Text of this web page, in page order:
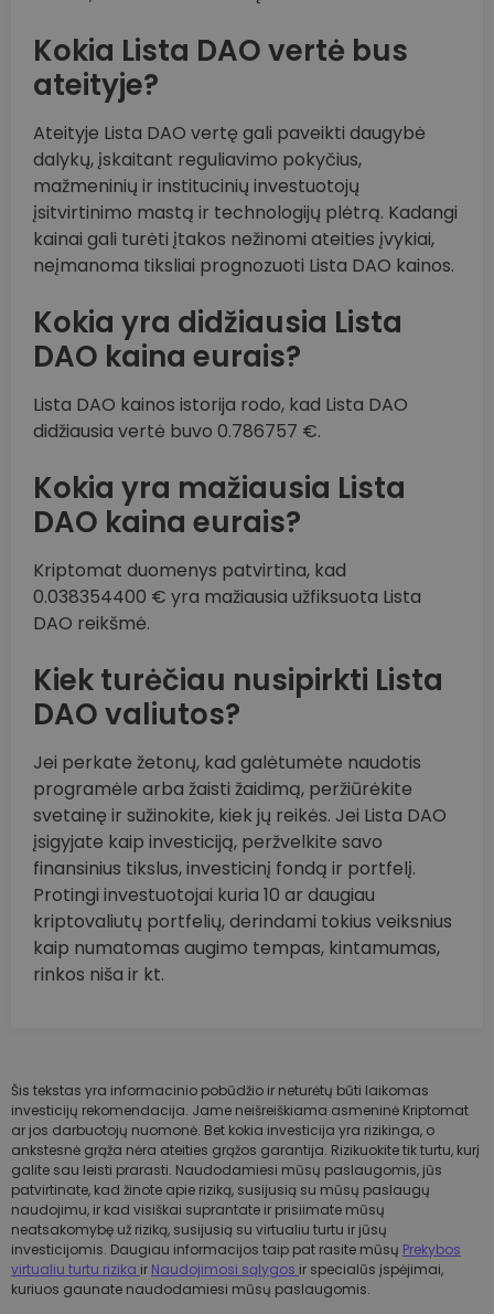
Kokia Lista DAO vertė bus
ateityje?
Ateityje Lista DAO vertę gali paveikti daugybė
dalykų, įskaitant reguliavimo pokyčius,
mažmeninių ir institucinių investuotojų
įsitvirtinimo mastą ir technologijų plėtrą. Kadangi
kainai gali turėti įtakos nežinomi ateities įvykiai,
neįmanoma tiksliai prognozuoti Lista DAO kainos.
Kokia yra didžiausia Lista
DAO kaina eurais?
Lista DAO kainos istorija rodo, kad Lista DAO
didžiausia vertė buvo 0.786757 €.
Kokia yra mažiausia Lista
DAO kaina eurais?
Kriptomat duomenys patvirtina, kad
0.038354400 € yra mažiausia užfiksuota Lista
DAO reikšmė.
Kiek turėčiau nusipirkti Lista
DAO valiutos?
Jei perkate žetonų, kad galėtumėte naudotis
programėle arba žaisti žaidimą, peržiūrėkite
svetainę ir sužinokite, kiek jų reikės. Jei Lista DAO
įsigyjate kaip investiciją, peržvelkite savo
finansinius tikslus, investicinį fondą ir portfelį.
Protingi investuotojai kuria 10 ar daugiau
kriptovaliutų portfelių, derindami tokius veiksnius
kaip numatomas augimo tempas, kintamumas,
rinkos niša ir kt.
Šis tekstas yra informacinio pobūdžio ir neturėtų būti laikomas
investicijų rekomendacija. Jame neišreiškiama asmeninė Kriptomat
ar jos darbuotojų nuomonė. Bet kokia investicija yra rizikinga, o
ankstesnė grąža nėra ateities grąžos garantija. Rizikuokite tik turtu, kurį
galite sau leisti prarasti. Naudodamiesi mūsų paslaugomis, jūs
patvirtinate, kad žinote apie riziką, susijusią su mūsų paslaugų
naudojimu, ir kad visiškai suprantate ir prisiimate mūsų
neatsakomybę už riziką, susijusią su virtualiu turtu ir jūsų
investicijomis. Daugiau informacijos taip pat rasite mūsų Prekybos
virtualiu turtu rizika ir Naudojimosi sąlygos ir specialūs įspėjimai,
kuriuos gaunate naudodamiesi mūsų paslaugomis.